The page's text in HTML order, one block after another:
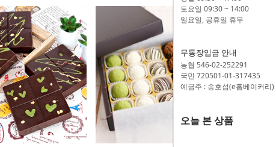
토요일 09:30 ~ 14:00
일요일, 공휴일 휴무
무통장입금 안내
농협 546-02-252291
국민 720501-01-317435
예금주 : 송호섭(e홈베이커리)
오늘 본 상품